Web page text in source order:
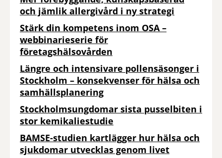
och jämlik allergivård i ny strategi
Stärk din kompetens inom OSA –
webbinarieserie för
företagshälsovården
Längre och intensivare pollensäsonger i
Stockholm – konsekvenser för hälsa och
samhällsplanering
Stockholmsungdomar sista pusselbiten i
stor kemikaliestudie
BAMSE-studien kartlägger hur hälsa och
sjukdomar utvecklas genom livet